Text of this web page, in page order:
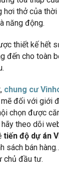
hơi thở của
năng động.
thiết kế hết
đến cho toàn
chung cư
đối với giới
chọn được
theo dõi
tiến độ dự án
sách bán
chủ đầu tư.